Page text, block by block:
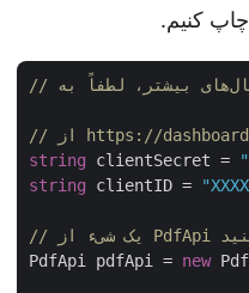
کنیم.
string clientSecret
string clientID =
PdfApi pdfApi = new